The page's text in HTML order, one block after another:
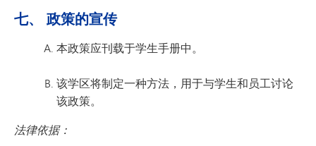
七、 政策的宣传
本政策应刊载于学生手册中。
该学区将制定一种方法，用于与学生和员工讨论
该政策。
法律依据：